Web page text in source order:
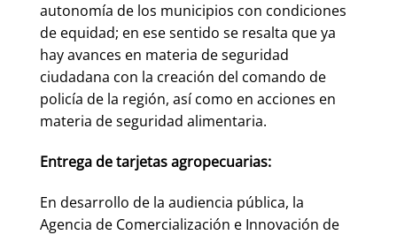
autonomía de los municipios con condiciones
de equidad; en ese sentido se resalta que ya
hay avances en materia de seguridad
ciudadana con la creación del comando de
policía de la región, así como en acciones en
materia de seguridad alimentaria.
Entrega de tarjetas agropecuarias:
En desarrollo de la audiencia pública, la
Agencia de Comercialización e Innovación de